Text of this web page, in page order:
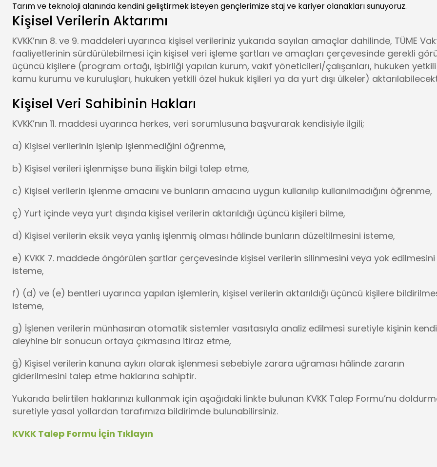
Tarım ve teknoloji alanında kendini geliştirmek isteyen gençlerimize staj ve kariyer olanakları sunuyoruz.
Kişisel Verilerin Aktarımı
KVKK’nın 8. ve 9. maddeleri uyarınca kişisel verileriniz yukarıda sayılan amaçlar dahilinde, TÜME
faaliyetlerinin sürdürülebilmesi için kişisel veri işleme şartları ve amaçları çerçevesinde gerekli
üçüncü kişilere (program ortağı, işbirliği yapılan kurum, vakıf yöneticileri/çalışanları, hukuken yetkili
kamu kurumu ve kuruluşları, hukuken yetkili özel hukuk kişileri ya da yurt dışı ülkeler)
Kişisel Veri Sahibinin Hakları
KVKK’nın 11. maddesi uyarınca herkes, veri sorumlusuna başvurarak kendisiyle ilgili;
a) Kişisel verilerinin işlenip işlenmediğini öğrenme,
b) Kişisel verileri işlenmişse buna ilişkin bilgi talep etme,
c) Kişisel verilerin işlenme amacını ve bunların amacına uygun kullanılıp kullanılmadığını öğrenme,
ç) Yurt içinde veya yurt dışında kişisel verilerin aktarıldığı üçüncü kişileri bilme,
d) Kişisel verilerin eksik veya yanlış işlenmiş olması hâlinde bunların düzeltilmesini isteme,
e) KVKK 7. maddede öngörülen şartlar çerçevesinde kişisel verilerin silinmesini veya yok edilmesini
isteme,
f) (d) ve (e) bentleri uyarınca yapılan işlemlerin, kişisel verilerin aktarıldığı üçüncü kişilere
isteme,
g) İşlenen verilerin münhasıran otomatik sistemler vasıtasıyla analiz edilmesi suretiyle kişinin
aleyhine bir sonucun ortaya çıkmasına itiraz etme,
ğ) Kişisel verilerin kanuna aykırı olarak işlenmesi sebebiyle zarara uğraması hâlinde zararın
giderilmesini talep etme haklarına sahiptir.
Yukarıda belirtilen haklarınızı kullanmak için aşağıdaki linkte bulunan KVKK Talep Formu’nu
suretiyle yasal yollardan tarafımıza bildirimde bulunabilirsiniz.
KVKK Talep Formu İçin Tıklayın